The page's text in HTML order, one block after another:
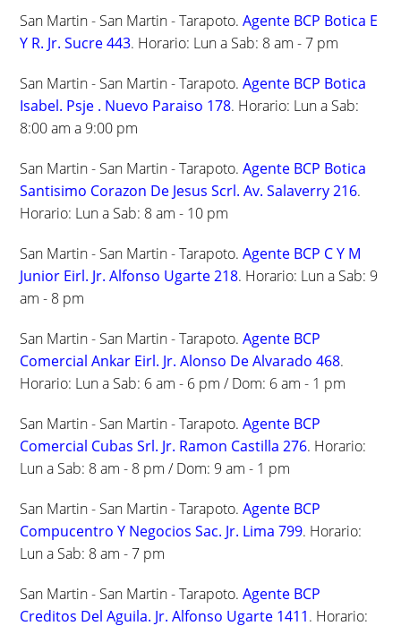
San Martin - San Martin - Tarapoto.Agente BCP Botica E
Y R. Jr. Sucre 443. Horario: Lun a Sab: 8 am - 7 pm
San Martin - San Martin - Tarapoto.Agente BCP Botica
Isabel. Psje . Nuevo Paraiso 178. Horario: Lun a Sab:
8:00 am a 9:00 pm
San Martin - San Martin - Tarapoto.Agente BCP Botica
Santisimo Corazon De Jesus Scrl. Av. Salaverry 216.
Horario: Lun a Sab: 8 am - 10 pm
San Martin - San Martin - Tarapoto.Agente BCP C Y M
Junior Eirl. Jr. Alfonso Ugarte 218. Horario: Lun a Sab: 9
am - 8 pm
San Martin - San Martin - Tarapoto.Agente BCP
Comercial Ankar Eirl. Jr. Alonso De Alvarado 468.
Horario: Lun a Sab: 6 am - 6 pm / Dom: 6 am - 1 pm
San Martin - San Martin - Tarapoto.Agente BCP
Comercial Cubas Srl. Jr. Ramon Castilla 276. Horario:
Lun a Sab: 8 am - 8 pm / Dom: 9 am - 1 pm
San Martin - San Martin - Tarapoto.Agente BCP
Compucentro Y Negocios Sac. Jr. Lima 799. Horario:
Lun a Sab: 8 am - 7 pm
San Martin - San Martin - Tarapoto.Agente BCP
Creditos Del Aguila. Jr. Alfonso Ugarte 1411. Horario: